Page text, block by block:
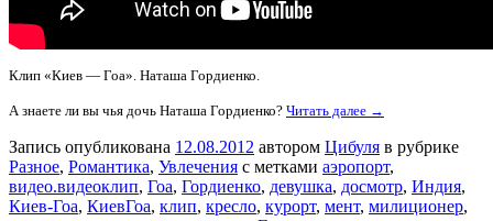
Клип «Киев — Гоа». Наташа Гордиенко.
А знаете ли вы чья дочь Наташа Гордиенко? Читать далее →
Запись опубликована 12.08.2012 автором Цибуля в рубрике
Разное, Романтика, Увлечения с метками аэропорт,
видео.видеоклип, Гоа, Гордиенко, девушка, досмотр, Индия,
Киев-Гоа, КиевГоа, клип, кресло, курорт, мент, милиционер,